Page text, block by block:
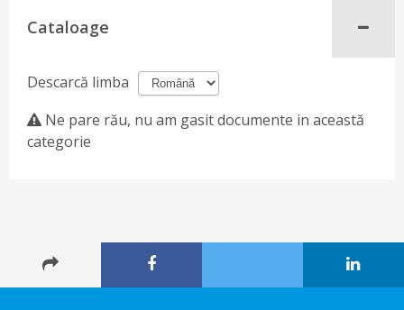
Cataloage
Descarcă limba
Ne pare rău, nu am gasit documente in această
categorie